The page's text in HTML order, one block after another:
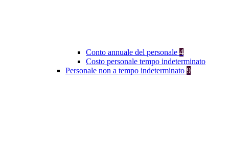
Conto annuale del personale 4
Costo personale tempo indeterminato
Personale non a tempo indeterminato 9